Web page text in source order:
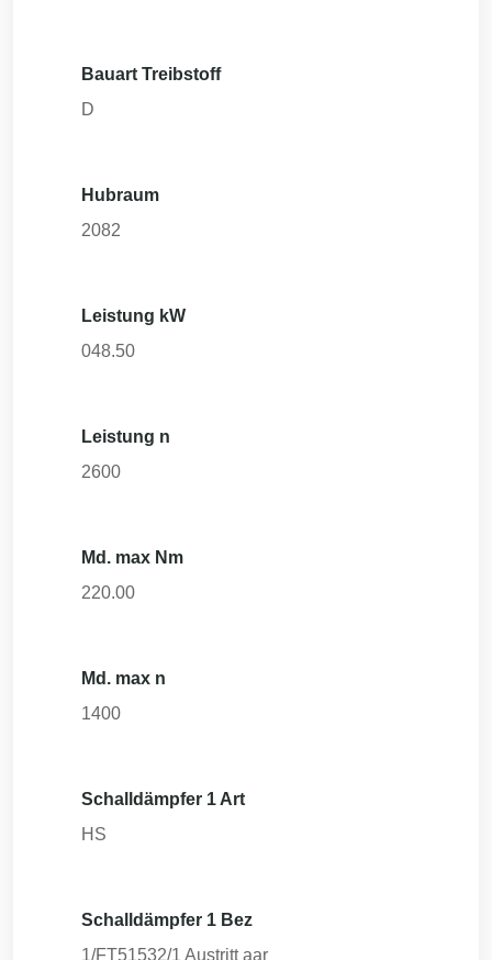
Bauart Treibstoff
D
Hubraum
2082
Leistung kW
048.50
Leistung n
2600
Md. max Nm
220.00
Md. max n
1400
Schalldämpfer 1 Art
HS
Schalldämpfer 1 Bez
1/FT51532/1 Austritt aar